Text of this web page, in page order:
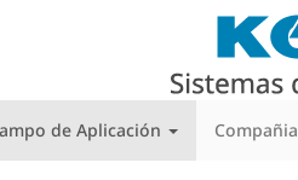
de Aplicación Compañia